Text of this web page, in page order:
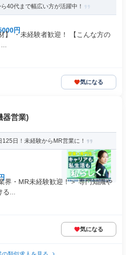
40代まで幅広い方が活躍中！
円
】 ・未経験者歓迎！ 【こんな方の
気になる
器営業)
日！未経験からMR営業に！
界・MR未経験歓迎！＞ 専門知識や
...
気になる